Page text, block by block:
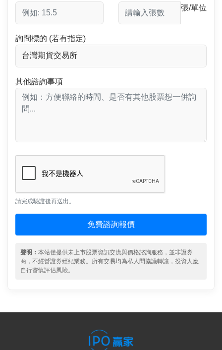
張/單位
詢問標的 (若有指定)
其他諮詢事項
請完成驗證後再送出。
免費諮詢報價
聲明： 本站僅提供未上市股票資訊交流與價格諮詢服務，並非證券
商，不經營證券經紀業務。所有交易均為私人間協議轉讓，投資人應
自行審慎評估風險。